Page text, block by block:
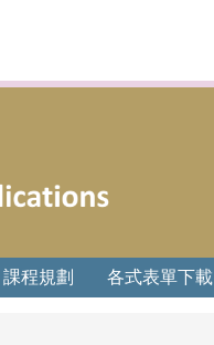
課程規劃 各式表單下載